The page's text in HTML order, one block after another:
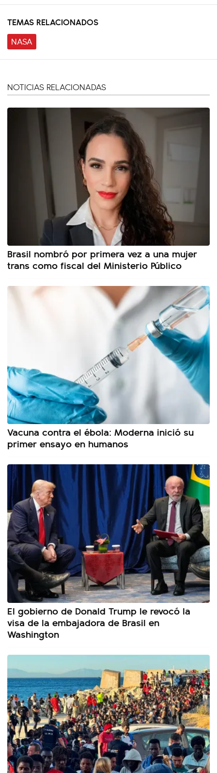
TEMAS RELACIONADOS
NASA
NOTICIAS RELACIONADAS
Brasil nombró por primera vez a una mujer
trans como fiscal del Ministerio Público
Vacuna contra el ébola: Moderna inició su
primer ensayo en humanos
El gobierno de Donald Trump le revocó la
visa de la embajadora de Brasil en
Washington